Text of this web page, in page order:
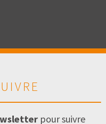
pour suivre